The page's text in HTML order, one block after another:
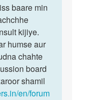
baare min
kijiye.
humse aur
chahte
board
shamil
en/forum